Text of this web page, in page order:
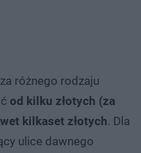
różnego rodzaju
od kilku złotych (za
kilkaset złotych. Dla
ulice dawnego